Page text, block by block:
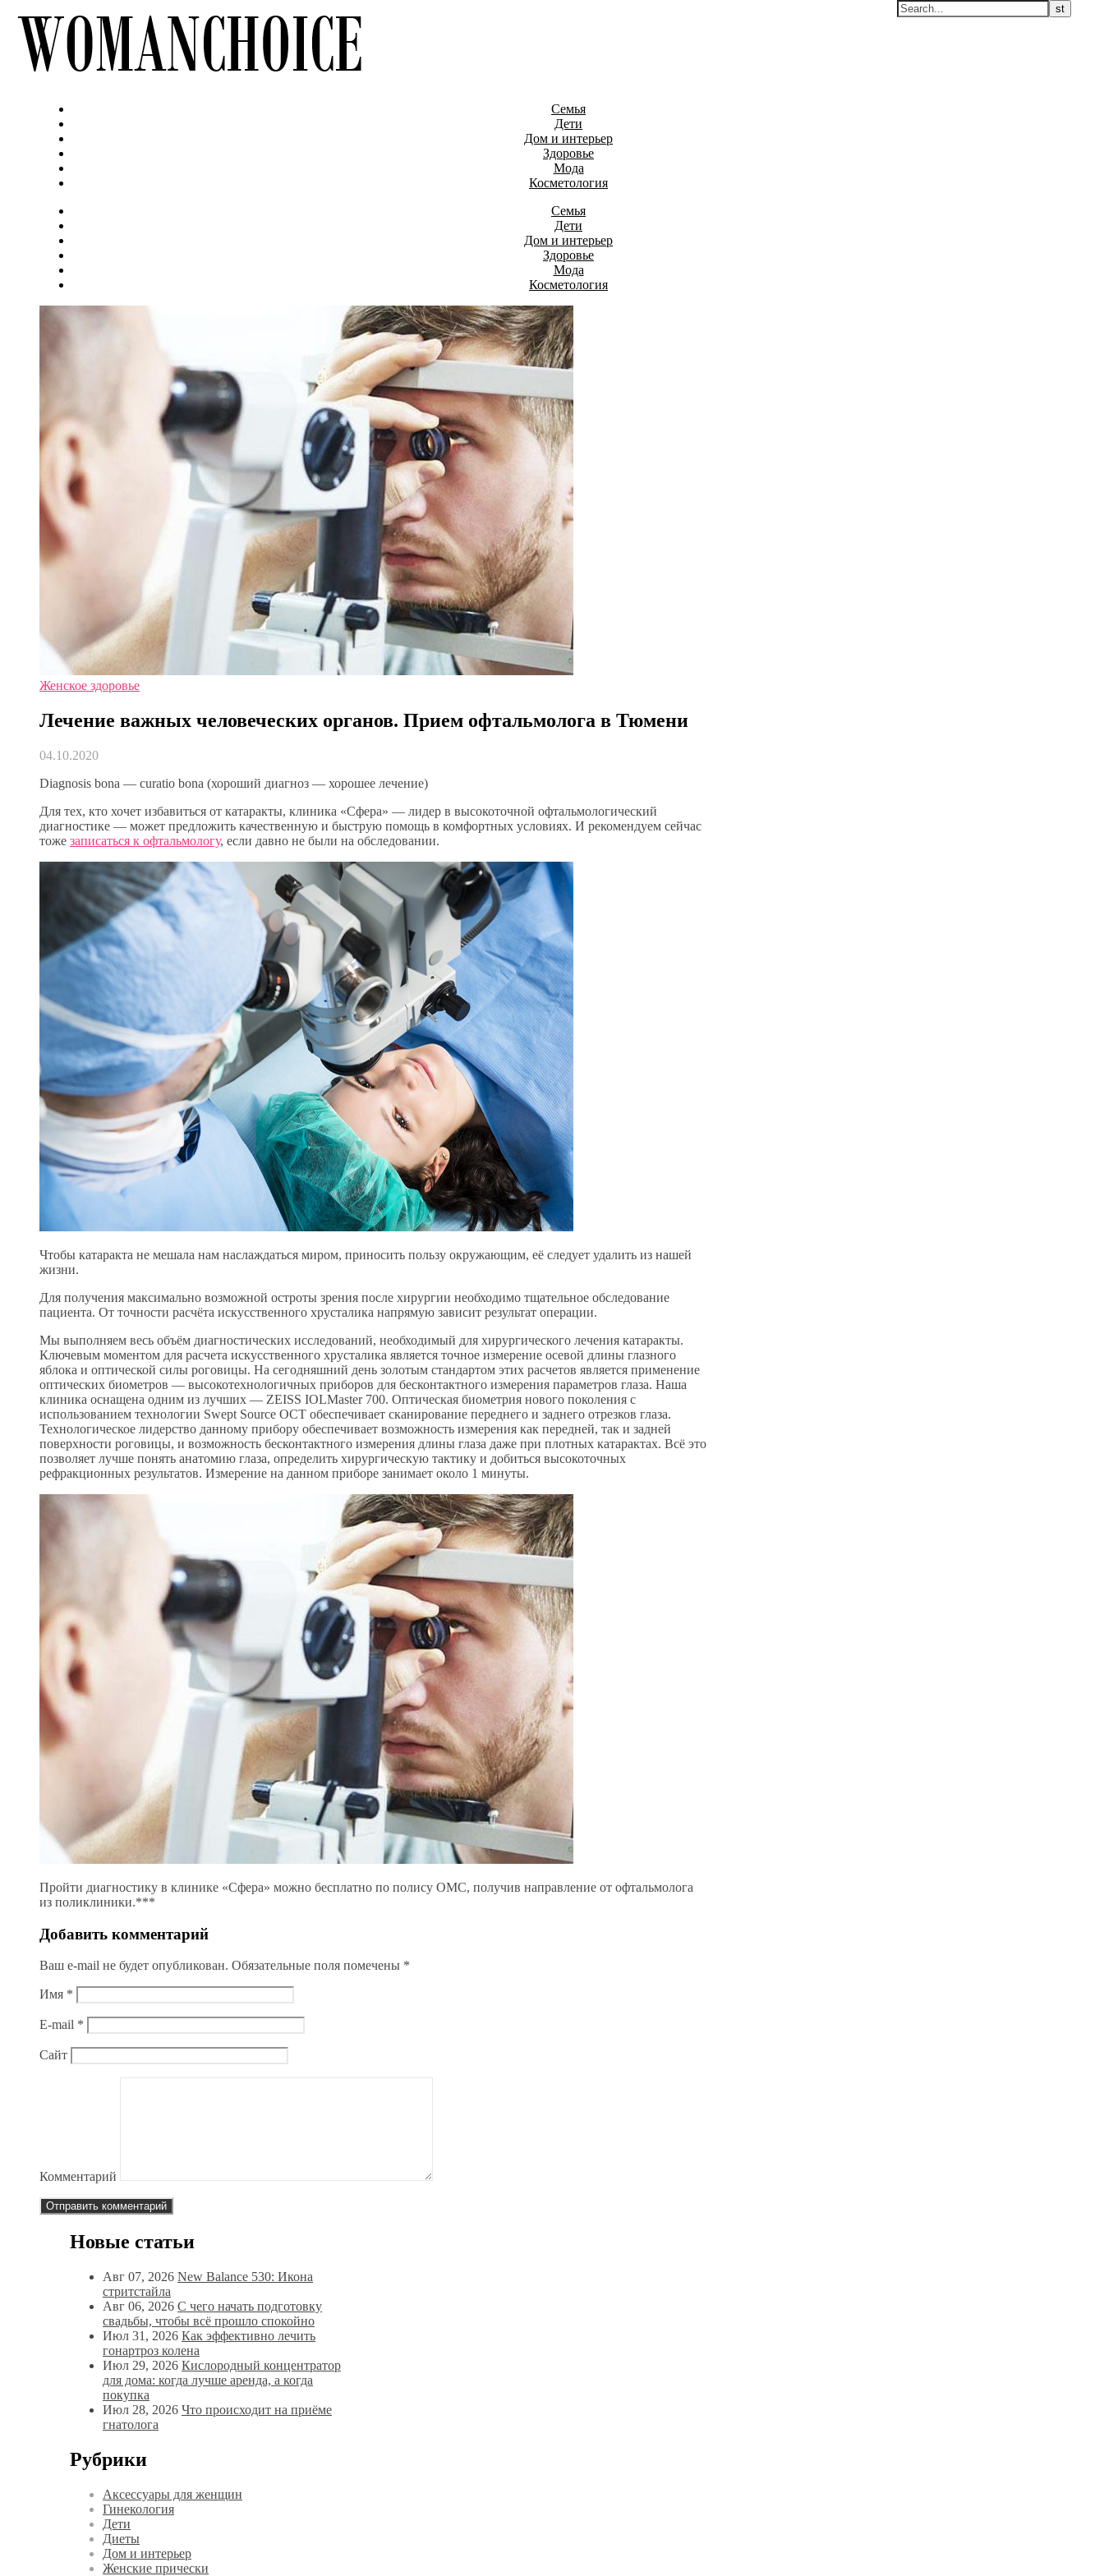
Семья
Дети
Дом и интерьер
Здоровье
Мода
Косметология
Семья
Дети
Дом и интерьер
Здоровье
Мода
Косметология
Женское здоровье
Лечение важных человеческих органов. Прием офтальмолога в Тюмени
04.10.2020
Diagnosis bona — curatio bona (хороший диагноз — хорошее лечение)
Для тех, кто хочет избавиться от катаракты, клиника «Сфера» — лидер в высокоточной офтальмологический
диагностике — может предложить качественную и быструю помощь в комфортных условиях. И рекомендуем сейчас
тоже записаться к офтальмологу, если давно не были на обследовании.
Чтобы катаракта не мешала нам наслаждаться миром, приносить пользу окружающим, её следует удалить из нашей
жизни.
Для получения максимально возможной остроты зрения после хирургии необходимо тщательное обследование
пациента. От точности расчёта искусственного хрусталика напрямую зависит результат операции.
Мы выполняем весь объём диагностических исследований, необходимый для хирургического лечения катаракты.
Ключевым моментом для расчета искусственного хрусталика является точное измерение осевой длины глазного
яблока и оптической силы роговицы. На сегодняшний день золотым стандартом этих расчетов является применение
оптических биометров — высокотехнологичных приборов для бесконтактного измерения параметров глаза. Наша
клиника оснащена одним из лучших — ZEISS IOLMaster 700. Оптическая биометрия нового поколения с
использованием технологии Swept Source OCT обеспечивает сканирование переднего и заднего отрезков глаза.
Технологическое лидерство данному прибору обеспечивает возможность измерения как передней, так и задней
поверхности роговицы, и возможность бесконтактного измерения длины глаза даже при плотных катарактах. Всё это
позволяет лучше понять анатомию глаза, определить хирургическую тактику и добиться высокоточных
рефракционных результатов. Измерение на данном приборе занимает около 1 минуты.
Пройти диагностику в клинике «Сфера» можно бесплатно по полису ОМС, получив направление от офтальмолога
из поликлиники.***
Добавить комментарий
Ваш e-mail не будет опубликован. Обязательные поля помечены *
Имя *
E-mail *
Сайт
Комментарий
Новые статьи
Авг 07, 2026 New Balance 530: Икона
стритстайла
Авг 06, 2026 С чего начать подготовку
свадьбы, чтобы всё прошло спокойно
Июл 31, 2026 Как эффективно лечить
гонартроз колена
Июл 29, 2026 Кислородный концентратор
для дома: когда лучше аренда, а когда
покупка
Июл 28, 2026 Что происходит на приёме
гнатолога
Рубрики
Аксессуары для женщин
Гинекология
Дети
Диеты
Дом и интерьер
Женские прически